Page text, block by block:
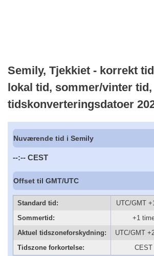
Semily, Tjekkiet - korrekt
lokal tid, sommer/vinter tid,
tidskonverteringsdatoer
Nuværende tid i Semily
--:-- CEST
Offset til GMT/UTC
Standard tid:
UTC/GMT
Sommertid:
+1
Aktuel tidszoneforskydning:
UTC/GMT
Tidszone forkortelse:
CEST